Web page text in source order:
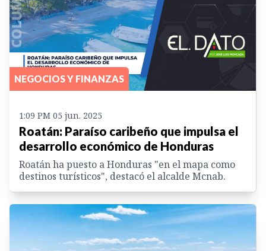
NEGOCIOS Y FINANZAS
1:09 PM 05 jun. 2025
Roatán: Paraíso caribeño que impulsa el
desarrollo económico de Honduras
Roatán ha puesto a Honduras "en el mapa como
destinos turísticos", destacó el alcalde Mcnab.